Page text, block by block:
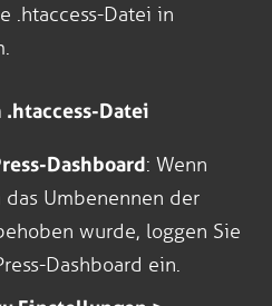
.htaccess-Datei in
Datei
Dashboard: Wenn
Umbenennen der
wurde, loggen Sie
Dashboard ein.